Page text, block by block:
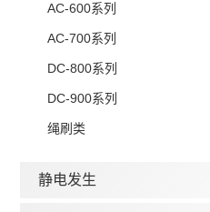
AC-600系列
AC-700系列
DC-800系列
DC-900系列
绳刷类
静电发生